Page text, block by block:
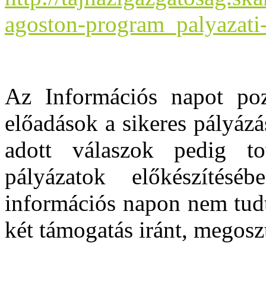
agoston-
Az Információs napot
előadások a sikeres
adott válaszok pedig
pályázatok
információs napon nem
két támogatás iránt,